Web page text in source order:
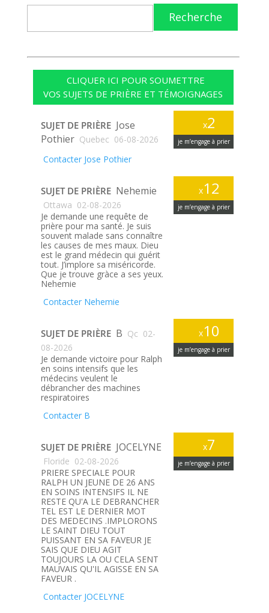
Recherche
CLIQUER ICI POUR SOUMETTRE
VOS SUJETS DE PRIÈRE ET TÉMOIGNAGES
x2
je m’engage à prier
SUJET DE PRIÈRE Jose
Pothier Quebec 06-08-2026
Contacter Jose Pothier
x12
je m’engage à prier
SUJET DE PRIÈRE Nehemie
Ottawa 02-08-2026
Je demande une requête de
prière pour ma santé. Je suis
souvent malade sans connaître
les causes de mes maux. Dieu
est le grand médecin qui guérit
tout. J’implore sa miséricorde.
Que je trouve gràce a ses yeux.
Nehemie
Contacter Nehemie
x10
je m’engage à prier
SUJET DE PRIÈRE B Qc 02-
08-2026
Je demande victoire pour Ralph
en soins intensifs que les
médecins veulent le
débrancher des machines
respiratoires
Contacter B
x7
je m’engage à prier
SUJET DE PRIÈRE JOCELYNE
Floride 02-08-2026
PRIERE SPECIALE POUR
RALPH UN JEUNE DE 26 ANS
EN SOINS INTENSIFS IL NE
RESTE QU'A LE DEBRANCHER
TEL EST LE DERNIER MOT
DES MEDECINS .IMPLORONS
LE SAINT DIEU TOUT
PUISSANT EN SA FAVEUR JE
SAIS QUE DIEU AGIT
TOUJOURS LA OU CELA SENT
MAUVAIS QU'IL AGISSE EN SA
FAVEUR .
Contacter JOCELYNE